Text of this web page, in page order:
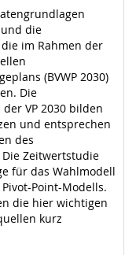
die
im Rahmen der
(BVWP 2030)
Die
VP 2030 bilden
und entsprechen
des
Zeitwertstudie
für das Wahlmodell
Point-Modells.
die hier wichtigen
kurz